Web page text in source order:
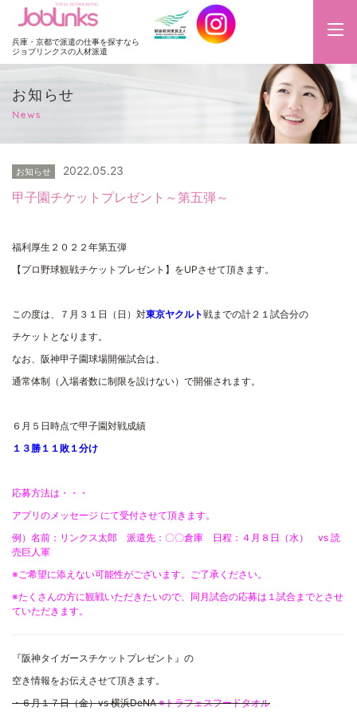
JobLinks
兵庫・京都で派遣の仕事を探すなら
ジョブリンクスの人材派遣
お知らせ
News
お知らせ 2022.05.23
甲子園チケットプレゼント～第五弾～
福利厚生２０２２年第五弾
【プロ野球観戦チケットプレゼント】をUPさせて頂きます。
この度は、７月３１日（日）対東京ヤクルト戦までの計２１試合分の
チケットとなります。
なお、阪神甲子園球場開催試合は、
通常体制（入場者数に制限を設けない）で開催されます。
６月５日時点で甲子園対戦成績
１３勝１１敗１分け
応募方法は・・・
アプリのメッセージ にて受付させて頂きます。
例）名前：リンクス太郎 派遣先：〇〇倉庫 日程：４月８日（水） vs 読
売巨人軍
※ご希望に添えない可能性がございます。ご了承ください。
※たくさんの方に観戦いただきたいので、同月試合の応募は１試合までとさせ
ていただきます。
『阪神タイガースチケットプレゼント』の
空き情報をお伝えさせて頂きます。
・６月１７日（金）vs 横浜DeNA※トラフェスフードタオル